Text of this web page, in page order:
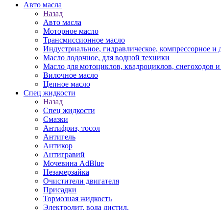
Авто масла
Назад
Авто масла
Моторное масло
Трансмиссионное масло
Индустриальное, гидравлическое, компрессорное
Масло лодочное, для водной техники
Масло для мотоциклов, квадроциклов, снегоходов
Вилочное масло
Цепное масло
Спец жидкости
Назад
Спец жидкости
Смазки
Антифриз, тосол
Антигель
Антикор
Антигравий
Мочевина AdBlue
Незамерзайка
Очистители двигателя
Присадки
Тормозная жидкость
Электролит, вода дистил.